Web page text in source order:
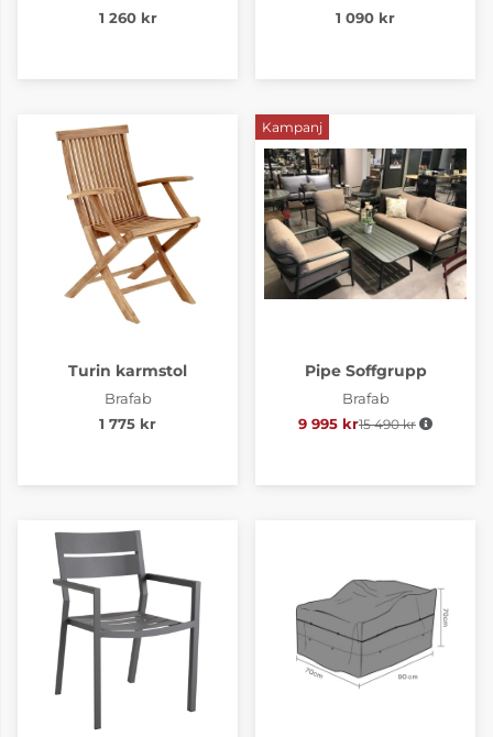
1 260 kr 1 090 kr
Turin karmstol
Brafab
1 775 kr
Kampanj
Pipe Soffgrupp
Brafab
9 995 kr Ordinarie pris:
15 490 kr